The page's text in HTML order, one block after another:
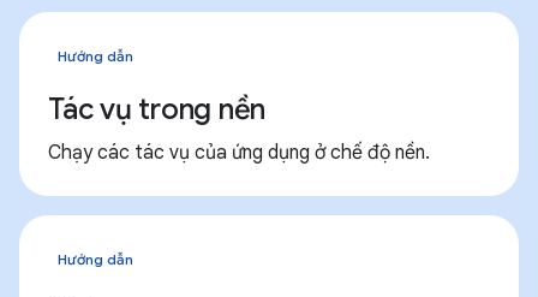
Hướng dẫn
Tác vụ trong nền
Chạy các tác vụ của ứng dụng ở chế độ nền.
Hướng dẫn